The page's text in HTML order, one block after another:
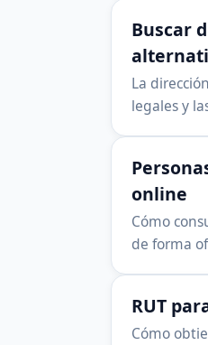
Buscar
La
legales y
online
Cómo
de forma
RUT
Cómo